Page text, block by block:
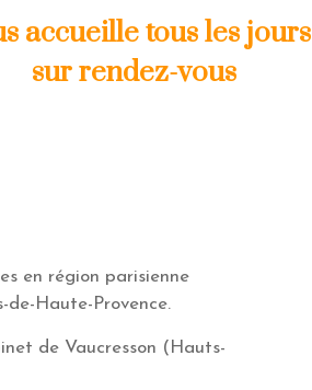
accueille tous les jours
sur rendez-vous
en région parisienne
de-Haute-Provence.
de Vaucresson (Hauts-